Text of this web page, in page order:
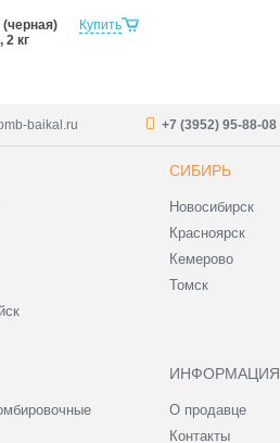
Купить
кг
baikal.ru +7 (3952) 95-88-08
СИБИРЬ
Новосибирск
Красноярск
Кемерово
Томск
ИНФОРМАЦИЯ
О продавце
Контакты